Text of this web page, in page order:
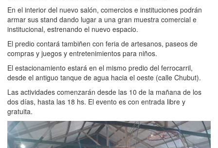
En el interior del nuevo salón, comercios e instituciones podrán
armar sus stand dando lugar a una gran muestra comercial e
institucional, estrenando el nuevo espacio.
El predio contará tambiñen con feria de artesanos, paseos de
compras y juegos y entretenimientos para niños.
El estacionamiento estará en el mismo predio del ferrocarril,
desde el antiguo tanque de agua hacia el oeste (calle Chubut).
Las actividades comenzarán desde las 10 de la mañana de los
dos días, hasta las 18 hs. El evento es con entrada libre y
gratuita.